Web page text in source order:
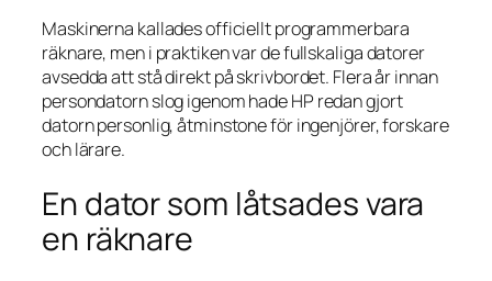
Maskinerna kallades officiellt programmerbara
räknare, men i praktiken var de fullskaliga datorer
avsedda att stå direkt på skrivbordet. Flera år innan
persondatorn slog igenom hade HP redan gjort
datorn personlig, åtminstone för ingenjörer, forskare
och lärare.
En dator som låtsades vara
en räknare